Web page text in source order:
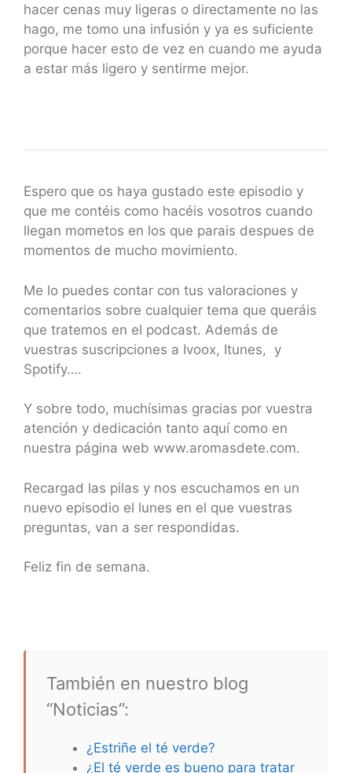
hacer cenas muy ligeras o directamente no las
hago, me tomo una infusión y ya es suficiente
porque hacer esto de vez en cuando me ayuda
a estar más ligero y sentirme mejor.
Espero que os haya gustado este episodio y
que me contéis como hacéis vosotros cuando
llegan mometos en los que parais despues de
momentos de mucho movimiento.
Me lo puedes contar con tus valoraciones y
comentarios sobre cualquier tema que queráis
que tratemos en el podcast. Además de
vuestras suscripciones a Ivoox, Itunes, y
Spotify….
Y sobre todo, muchísimas gracias por vuestra
atención y dedicación tanto aquí como en
nuestra página web www.aromasdete.com.
Recargad las pilas y nos escuchamos en un
nuevo episodio el lunes en el que vuestras
preguntas, van a ser respondidas.
Feliz fin de semana.
También en nuestro blog
“Noticias”:
¿Estriñe el té verde?
¿El té verde es bueno para tratar